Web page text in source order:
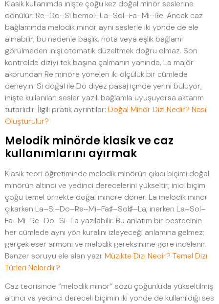
Klasik kullanımda inişte çoğu kez doğal minör seslerine
dönülür: Re–Do–Si bemol–La–Sol–Fa–Mi–Re. Ancak caz
bağlamında melodik minör aynı seslerle iki yönde de ele
alınabilir; bu nedenle başlık, nota veya eşlik bağlamı
görülmeden inişi otomatik düzeltmek doğru olmaz. Son
kontrolde diziyi tek başına çalmanın yanında, La majör
akorundan Re minöre yönelen iki ölçülük bir cümlede
deneyin. Si doğal ile Do diyez pasaj içinde yerini buluyor,
inişte kullanılan sesler yazılı bağlamla uyuşuyorsa aktarım
tutarlıdır. İlgili pratik ayrıntılar: Doğal Minör Dizi Nedir? Nasıl
Oluşturulur?
Melodik minörde klasik ve caz
kullanımlarını ayırmak
Klasik teori öğretiminde melodik minörün çıkıcı biçimi doğal
minörün altıncı ve yedinci derecelerini yükseltir; inici biçim
çoğu temel örnekte doğal minöre döner. La melodik minör
çıkarken La–Si–Do–Re–Mi–Fa♯–Sol♯–La, inerken La–Sol–
Fa–Mi–Re–Do–Si–La yazılabilir. Bu anlatım bir bestecinin
her cümlede aynı yön kuralını izleyeceği anlamına gelmez;
gerçek eser armoni ve melodik gereksinime göre incelenir.
Benzer soruyu ele alan yazı: Müzikte Dizi Nedir? Temel Dizi
Türleri Nelerdir?
Caz teorisinde “melodik minör” sözü çoğunlukla yükseltilmiş
altıncı ve yedinci dereceli biçimin iki yönde de kullanıldığı ses